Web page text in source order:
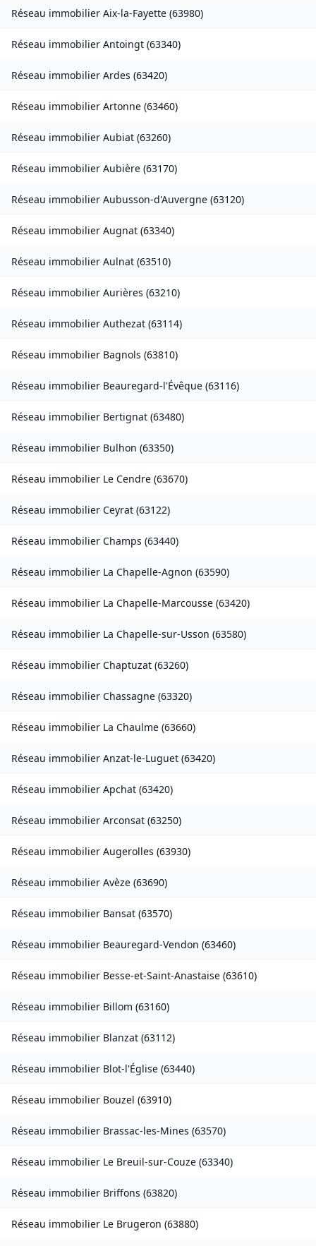
Réseau immobilier Aix-la-Fayette (63980)
Réseau immobilier Antoingt (63340)
Réseau immobilier Ardes (63420)
Réseau immobilier Artonne (63460)
Réseau immobilier Aubiat (63260)
Réseau immobilier Aubière (63170)
Réseau immobilier Aubusson-d'Auvergne (63120)
Réseau immobilier Augnat (63340)
Réseau immobilier Aulnat (63510)
Réseau immobilier Aurières (63210)
Réseau immobilier Authezat (63114)
Réseau immobilier Bagnols (63810)
Réseau immobilier Beauregard-l'Évêque (63116)
Réseau immobilier Bertignat (63480)
Réseau immobilier Bulhon (63350)
Réseau immobilier Le Cendre (63670)
Réseau immobilier Ceyrat (63122)
Réseau immobilier Champs (63440)
Réseau immobilier La Chapelle-Agnon (63590)
Réseau immobilier La Chapelle-Marcousse (63420)
Réseau immobilier La Chapelle-sur-Usson (63580)
Réseau immobilier Chaptuzat (63260)
Réseau immobilier Chassagne (63320)
Réseau immobilier La Chaulme (63660)
Réseau immobilier Anzat-le-Luguet (63420)
Réseau immobilier Apchat (63420)
Réseau immobilier Arconsat (63250)
Réseau immobilier Augerolles (63930)
Réseau immobilier Avèze (63690)
Réseau immobilier Bansat (63570)
Réseau immobilier Beauregard-Vendon (63460)
Réseau immobilier Besse-et-Saint-Anastaise (63610)
Réseau immobilier Billom (63160)
Réseau immobilier Blanzat (63112)
Réseau immobilier Blot-l'Église (63440)
Réseau immobilier Bouzel (63910)
Réseau immobilier Brassac-les-Mines (63570)
Réseau immobilier Le Breuil-sur-Couze (63340)
Réseau immobilier Briffons (63820)
Réseau immobilier Le Brugeron (63880)